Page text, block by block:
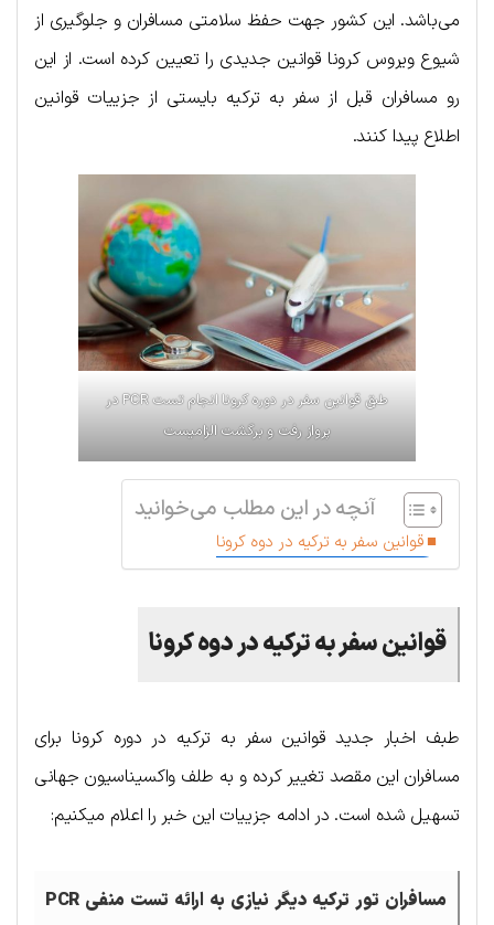
می‌باشد. این کشور جهت حفظ سلامتی مسافران و جلوگیری از
شیوع ویروس کرونا قوانین جدیدی را تعیین کرده است. از این
رو مسافران قبل از سفر به ترکیه بایستی از جزییات قوانین
اطلاع پیدا کنند.
طبق قوانین سفر در دوره کرونا انجام تست PCR در
پرواز رفت و برگشت الزامیست
آنچه در این مطلب می‌خوانید
قوانین سفر به ترکیه در دوه کرونا
قوانین سفر به ترکیه در دوه کرونا
طبف اخبار جدید قوانین سفر به ترکیه در دوره کرونا برای
مسافران این مقصد تغییر کرده و به طلف واکسیناسیون جهانی
تسهیل شده است. در ادامه جزییات این خبر را اعلام میکنیم:
مسافران تور ترکیه دیگر نیازی به ارائه تست منفی PCR